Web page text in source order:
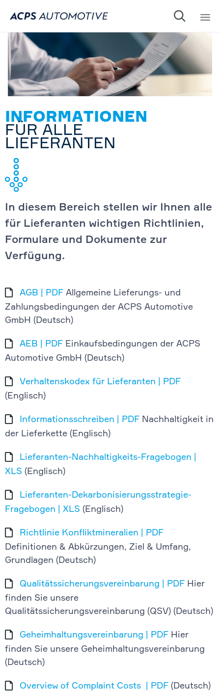

INFORMATIONEN
FÜR ALLE
LIEFERANTEN
In diesem Bereich stellen wir Ihnen alle
für Lieferanten wichtigen Richtlinien,
Formulare und Dokumente zur
Verfügung.
AGB | PDF Allgemeine Lieferungs- und
Zahlungsbedingungen der ACPS Automotive
GmbH (Deutsch)
AEB | PDF Einkaufsbedingungen der ACPS
Automotive GmbH (Deutsch)
Verhaltenskodex für Lieferanten | PDF
(Englisch)
Informationsschreiben | PDF Nachhaltigkeit in
der Lieferkette (Englisch)
Lieferanten-Nachhaltigkeits-Fragebogen |
XLS (Englisch)
Lieferanten-Dekarbonisierungsstrategie-
Fragebogen | XLS (Englisch)
Richtlinie Konfliktmineralien | PDF
Definitionen & Abkürzungen, Ziel & Umfang,
Grundlagen (Deutsch)
Qualitätssicherungsvereinbarung | PDF Hier
finden Sie unsere
Qualitätssicherungsvereinbarung (QSV) (Deutsch)
Geheimhaltungsvereinbarung | PDF Hier
finden Sie unsere Geheimhaltungsvereinbarung
(Deutsch)
Overview of Complaint Costs | PDF (Deutsch)